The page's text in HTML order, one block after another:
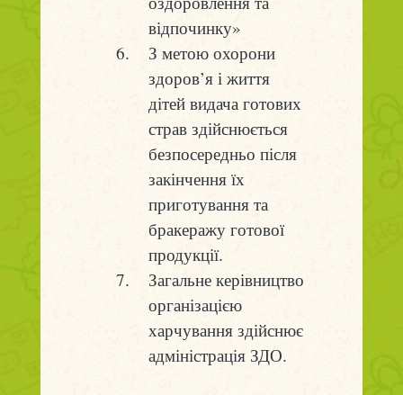
відпочинку»
З метою охорони
здоров’я і життя
дітей видача готових
страв здійснюється
безпосередньо після
закінчення їх
приготування та
бракеражу готової
продукції.
Загальне керівництво
організацією
харчування здійснює
адміністрація ЗДО.